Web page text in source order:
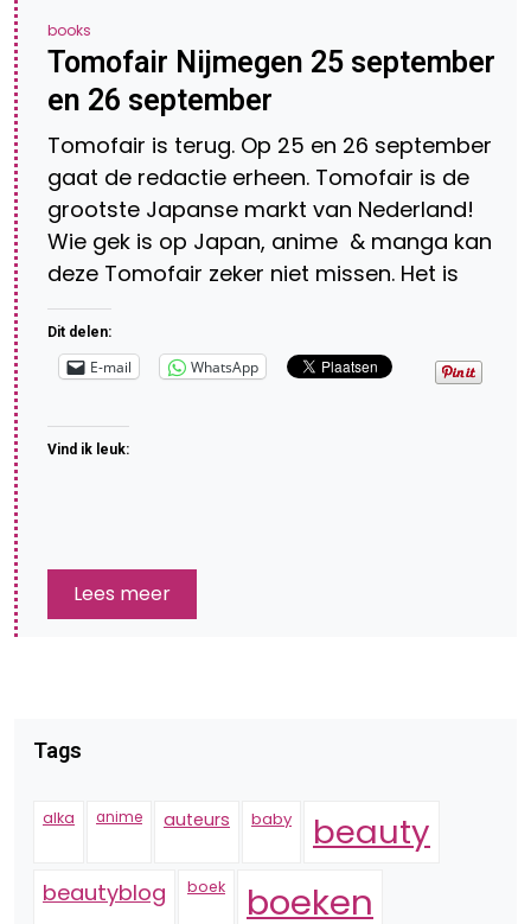
books
Tomofair Nijmegen 25 september
en 26 september
Tomofair is terug. Op 25 en 26 september
gaat de redactie erheen. Tomofair is de
grootste Japanse markt van Nederland!
Wie gek is op Japan, anime & manga kan
deze Tomofair zeker niet missen. Het is
Dit delen:
E-mail WhatsApp
Vind ik leuk:
Lees meer
Tags
alka anime auteurs baby beauty
beautyblog boek boeken